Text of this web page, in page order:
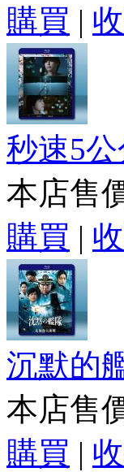
購買 |
秒速5
本店售
購買 |
沉默的
本店售
購買 |